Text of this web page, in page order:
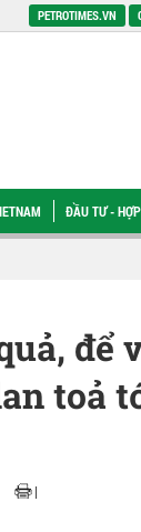
PETROTIMES.VN
ĐẦU TƯ -
tình nguyện Mùa
để
toả
|